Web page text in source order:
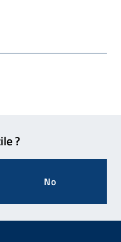
esterno - Apertura in
in nuova finestra
programma di posta
scelta meno
?
No